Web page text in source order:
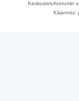
Keskustelufoorumin
Käännös: